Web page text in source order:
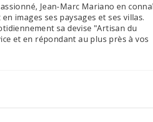
Jean-Marc Mariano en
images ses paysages et ses villas.
sa devise "Artisan du
et en répondant au plus près à vos